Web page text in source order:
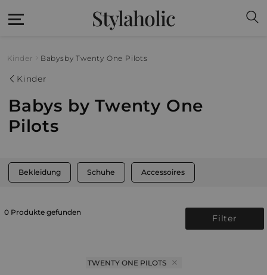
Stylaholic
Kinder Babysby Twenty One Pilots
Kinder
Babys by Twenty One
Pilots
Bekleidung Schuhe Accessoires
0 Produkte gefunden
Filter
TWENTY ONE PILOTS